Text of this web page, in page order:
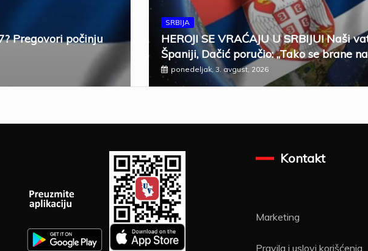
Pregovori počinju
SRBIJA
HEROJI SE VRAĆAJU U SRBIJU! Naši
Španiji, Dačić poručio: „Tako se brane
ponedeljak, 3. avgust, 2026
Kontakt
Marketing
Pravila i uslovi korišćenja